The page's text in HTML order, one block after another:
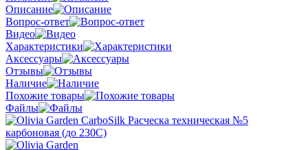
Описание
Вопрос-ответ
Видео
Характеристики
Аксессуары
Отзывы
Наличие
Похожие товары
Файлы